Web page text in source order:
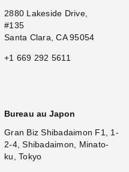
2880 Lakeside Drive,
#135
Santa Clara, CA 95054
+1 669 292 5611
Bureau au Japon
Gran Biz Shibadaimon F1, 1-
2-4, Shibadaimon, Minato-
ku, Tokyo